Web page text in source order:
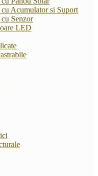
Acumulator si Suport
Senzor
LED